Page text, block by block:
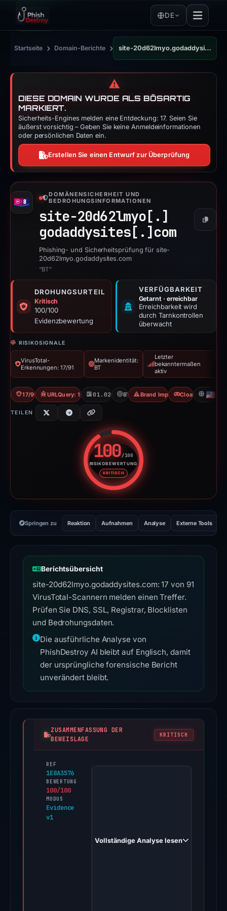
DE
Startseite › Domain-Berichte › site-20d62lmyo.godaddysites.com
⚠️
DIESE DOMAIN WURDE ALS BÖSARTIG
MARKIERT.
Sicherheits-Engines melden eine Entdeckung: 17. Seien Sie
äußerst vorsichtig – Geben Sie keine Anmeldeinformationen
oder persönlichen Daten ein.
Erstellen Sie einen Entwurf zur Überprüfung
DOMÄNENSICHERHEIT UND
BEDROHUNGSINFORMATIONEN
site-20d62lmyo[.]
godaddysites[.] com
Phishing- und Sicherheitsprüfung für site-
20d62lmyo.godaddysites.com
“BT”
DROHUNGSURTEIL
Kritisch
100/100
Evidenzbewertung
VERFÜGBARKEIT
Getarnt · erreichbar
Erreichbarkeit wird
durch Tarnkontrollen
überwacht
RISIKOSIGNALE
VirusTotal-
Erkennungen: 17/91
Markenidentität:
BT
Letzter
bekanntermaßen
aktiv
17/91 VTURLQuery: 100 detections
01.02.2026
BT Brand Impersonation
Cloaking
TEILEN
100/100
RISIKOBEWERTUNG
KRITISCH
Risikobewertung: 100 von
Springen zu Reaktion Aufnahmen Analyse Externe Tools
Berichtsübersicht
site-20d62lmyo.godaddysites.com: 17 von 91
VirusTotal-Scannern melden einen Treffer.
Prüfen Sie DNS, SSL, Registrar, Blocklisten
und Bedrohungsdaten.
Die ausführliche Analyse von
PhishDestroy AI bleibt auf Englisch, damit
der ursprüngliche forensische Bericht
unverändert bleibt.
ZUSAMMENFASSUNG DER
BEWEISLAGE
KRITISCH
REF
1E8A3576
BEWERTUNG
100/100
MODUS
Evidence
v1
PhishDestroy
Feb
Vollständige Analyse lesen